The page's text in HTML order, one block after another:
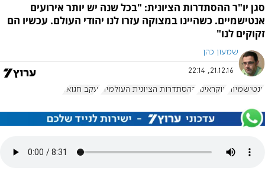
סגן יו"ר ההסתדרות הציונית: "בכל שנה יש יותר אירועים
אנטישמיים. כשהיינו במצוקה עזרו לנו יהודי העולם. עכשיו הם
זקוקים לנו"
שמעון כהן
21.12.16, 22:14
אנטישמיות אוקראינה ההסתדרות הציונית העולמית יעקב חגואל